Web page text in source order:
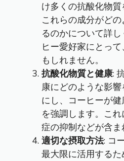
け多くの抗酸化物質
これらの成分がど
るのかについて詳
ヒー愛好家にとっ
もしれません。
抗酸化物質と健康:
康にどのような影
にし、コーヒーが
を強調します。こ
症の抑制などが含ま
適切な摂取方法: コ
最大限に活用する